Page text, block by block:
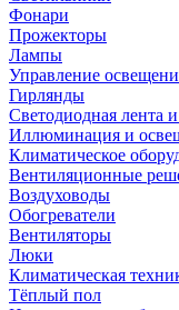
Фонари
Прожекторы
Лампы
Управление
Гирлянды
Светодиодная лента
Иллюминация и
Климатическое
Вентиляционные
Воздуховоды
Обогреватели
Вентиляторы
Люки
Климатическая
Тёплый пол